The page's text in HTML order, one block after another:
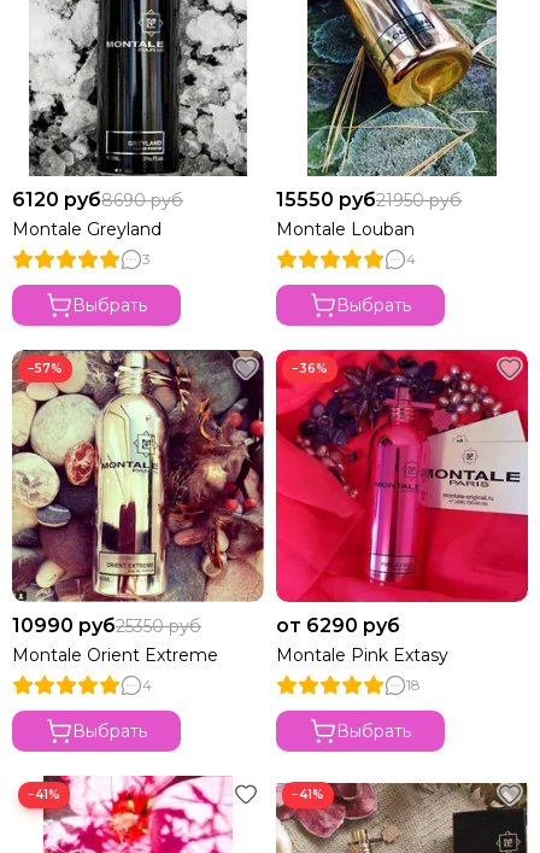
6120 руб8690 руб
Montale Greyland
3
Выбрать
15550 руб21950 руб
Montale Louban
4
Выбрать
−57%
10990 руб25350 руб
Montale Orient Extreme
4
Выбрать
−36%
от 6290 руб
Montale Pink Extasy
18
Выбрать
−41% −41%